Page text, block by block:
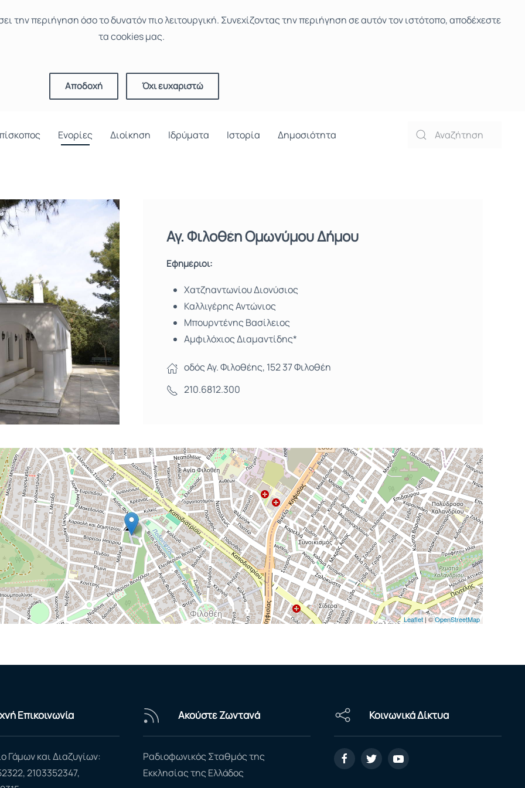
την περιήγηση όσο το δυνατόν πιο λειτουργική. Συνεχίζοντας την περιήγηση σε αυτόν τον ιστότοπο, αποδέχεστε
τα cookies μας.
Αποδοχή Όχι ευχαριστώ
Ενορίες Διοίκηση Ιδρύματα Ιστορία Δημοσιότητα
Αγ. Φιλοθέη Ομωνύμου Δήμου
Εφημέριοι:
Χατζηαντωνίου Διονύσιος
Καλλιγέρης Αντώνιος
Μπουρντένης Βασίλειος
Αμφιλόχιος Διαμαντίδης*
οδός Αγ. Φιλοθέης, 152 37 Φιλοθέη
210.6812.300
Leaflet | ©OpenStreetMap
Επικοινωνία
Γάμων και Διαζυγίων:
2103352347,
Ακούστε Ζωντανά
Ραδιοφωνικός Σταθμός της
Εκκλησίας της Ελλάδος
Κοινωνικά Δίκτυα